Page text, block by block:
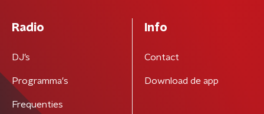
Radio
DJ’s
Programma's
Frequenties
Info
Contact
Download de app